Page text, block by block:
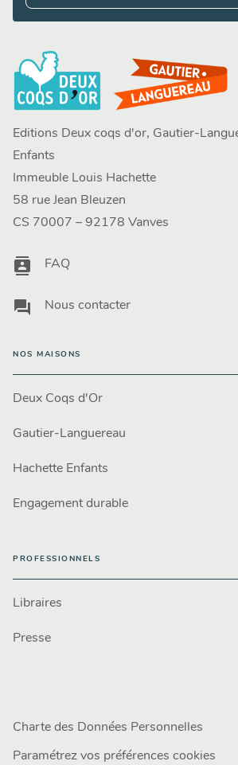
Editions Deux coqs d'or, Gautier-
Enfants
Immeuble Louis Hachette
58 rue Jean Bleuzen
CS 70007 – 92178 Vanves
contacts FAQ
question_answer Nous contacter
NOS MAISONS
Deux Coqs d'Or
Gautier-Languereau
Hachette Enfants
Engagement durable
PROFESSIONNELS
Libraires
Presse
Charte des Données Personnelles
Paramétrez vos préférences cookies